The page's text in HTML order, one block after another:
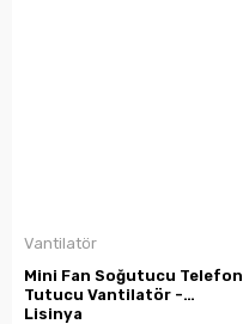
Vantilatör
Mini Fan Soğutucu Telefon
Tutucu Vantilatör -
Lisinya